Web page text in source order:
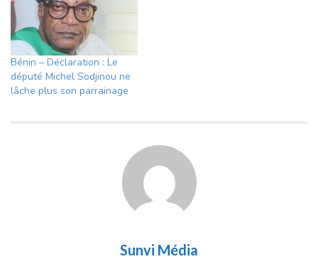
Bénin – Déclaration : Le
député Michel Sodjinou ne
lâche plus son parrainage
Sunvi Média